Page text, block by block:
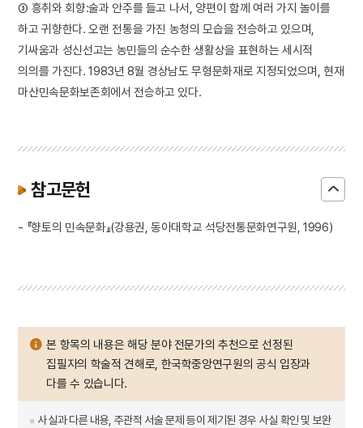
③ 흥취와 회향:술과 안주를 들고 나서, 양편이 함께 여러 가지 놀이를
하고 귀향한다. 오랜 전통을 가진 농청의 모습을 전승하고 있으며,
기싸움과 성신선고는 농민들의 순수한 생활상을 표현하는 세시적
의의를 가진다. 1983년 8월 경상남도 무형문화재로 지정되었으며, 현재
마산민속문화보존회에서 전승하고 있다.
참고문헌
- 『향토의 민속문화』(강용권, 동아대학교 석당전통문화연구원, 1996)
본 항목의 내용은 해당 분야 전문가의 추천으로 선정된
집필자의 학술적 견해로, 한국학중앙연구원의 공식 입장과
다를 수 있습니다.
사실과 다른 내용, 주관적 서술 문제 등이 제기된 경우 사실 확인 및 보완